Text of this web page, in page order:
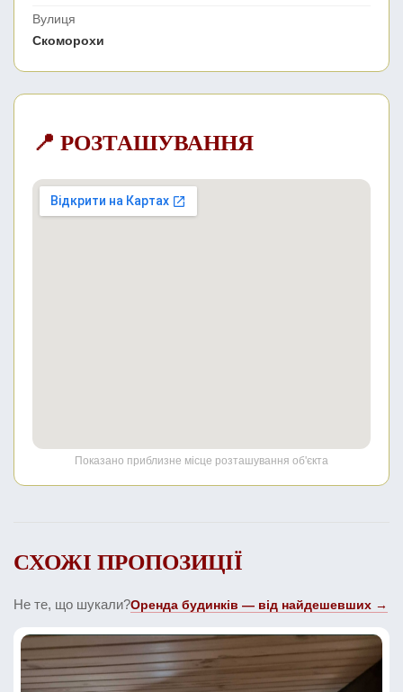
Вулиця
Скоморохи
📍 РОЗТАШУВАННЯ
Показано приблизне місце розташування об'єкта
СХОЖІ ПРОПОЗИЦІЇ
Не те, що шукали?Оренда будинків — від найдешевших →